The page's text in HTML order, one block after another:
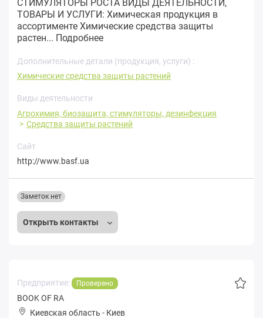
СТИМУЛЯТОРЫ РОСТА ВИДЫ ДЕЯТЕЛЬНОСТИ,
ТОВАРЫ И УСЛУГИ: Химическая продукция в
ассортименте Химические средства защиты
растен... Подробнее
Дополнительные детали (продукция, услуги) :
Химические средства защиты растений
Виды деятельности
Агрохимия, биозащита, стимуляторы, дезинфекция
Средства защиты растений
Сайт
http://www.basf.ua
Открыть контакты
Заметок нет
Предприятие: Проверено
BOOK OF RA
Киевская область - Киев